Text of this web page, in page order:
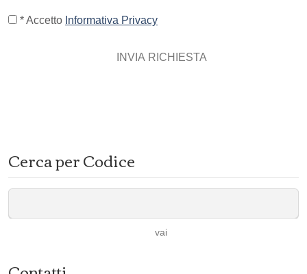
* Accetto Informativa Privacy
INVIA RICHIESTA
Cerca per Codice
vai